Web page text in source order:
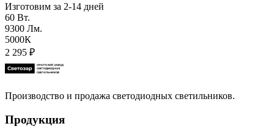
Изготовим за 2-14 дней
60 Вт.
9300 Лм.
5000К
2 295 ₽
Производство и продажа светодиодных светильников.
Продукция